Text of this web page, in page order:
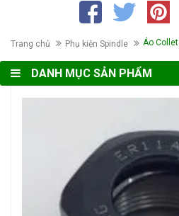
Trang chủ Phụ kiện Spindle Áo Collet
DANH MỤC SẢN PHẨM